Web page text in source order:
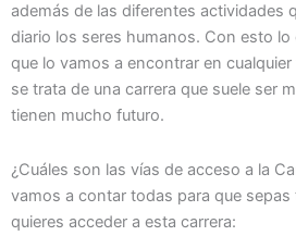
además de las diferentes actividades
diario los seres humanos. Con esto lo
que lo vamos a encontrar en
se trata de una carrera que suele ser
tienen mucho futuro.
¿Cuáles son las vías de acceso a la
vamos a contar todas para que
quieres acceder a esta carrera: